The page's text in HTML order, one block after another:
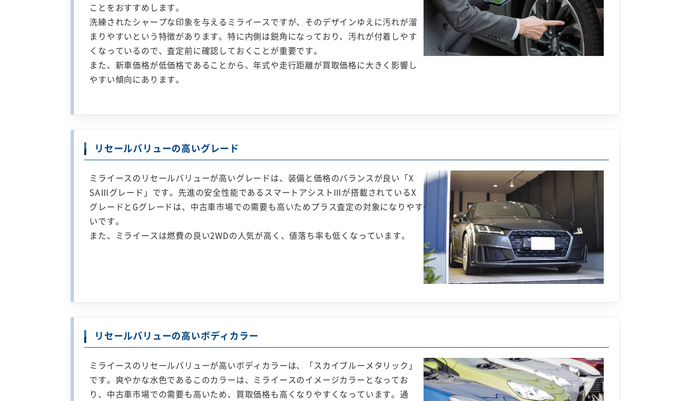
ことをおすすめします。
洗練されたシャープな印象を与えるミライースですが、そのデザインゆえに汚れが溜
まりやすいという特徴があります。特に内側は鋭角になっており、汚れが付着しやす
くなっているので、査定前に確認しておくことが重要です。
また、新車価格が低価格であることから、年式や走行距離が買取価格に大きく影響し
やすい傾向にあります。
リセールバリューの高いグレード
ミライースのリセールバリューが高いグレードは、装備と価格のバランスが良い「X
SAⅢグレード」です。先進の安全性能であるスマートアシストⅢが搭載されているX
グレードとGグレードは、中古車市場での需要も高いためプラス査定の対象になりやす
いです。
また、ミライースは燃費の良い2WDの人気が高く、値落ち率も低くなっています。
リセールバリューの高いボディカラー
ミライースのリセールバリューが高いボディカラーは、「スカイブルーメタリック」
です。爽やかな水色であるこのカラーは、ミライースのイメージカラーとなってお
り、中古車市場での需要も高いため、買取価格も高くなりやすくなっています。通